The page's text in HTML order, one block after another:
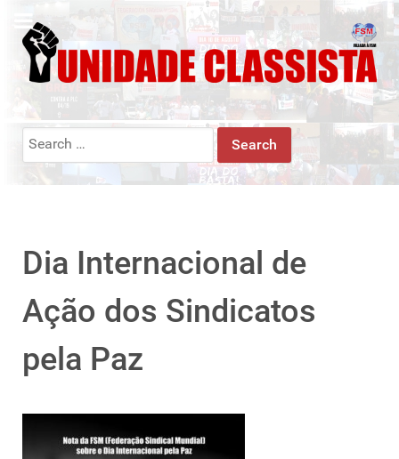
Search
Dia Internacional de
Ação dos Sindicatos
pela Paz